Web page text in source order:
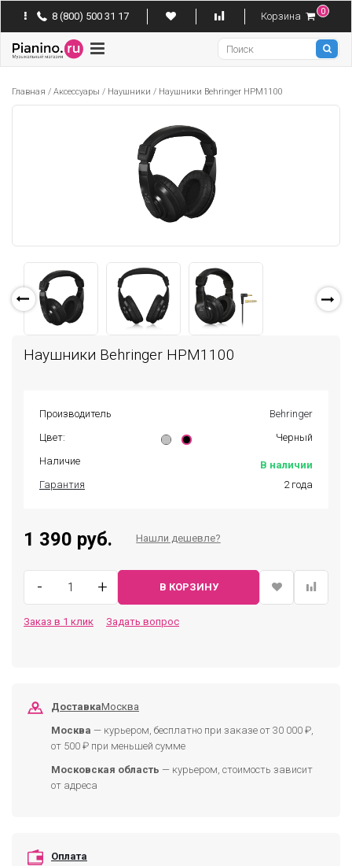
8 (800) 500 31 17 Корзина 0
Pianino
Главная / Аксессуары / Наушники / Наушники Behringer HPM1100
Наушники Behringer HPM1100
Производитель
Behringer
Цвет:
Черный
Наличие
В наличии
Гарантия
2 года
1 390 руб. Нашли дешевле?
- + В КОРЗИНУ
Заказ в 1 клик Задать вопрос
ДоставкаМосква
Москва — курьером, бесплатно при заказе от 30 000 ₽,
от 500 ₽ при меньшей сумме
Московская область — курьером, стоимость зависит
от адреса
Оплата